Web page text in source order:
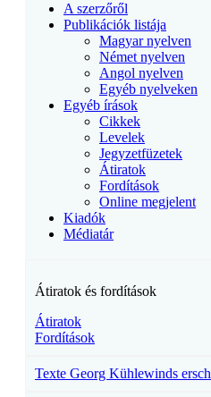
A szerzőről
Publikációk listája
Magyar nyelven
Német nyelven
Angol nyelven
Egyéb nyelveken
Egyéb írások
Cikkek
Levelek
Jegyzetfüzetek
Átiratok
Fordítások
Online megjelent
Kiadók
Médiatár
Átiratok és fordítások
Átiratok
Fordítások
Texte Georg Kühlewinds